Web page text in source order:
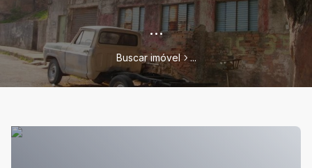
...
Buscar imóvel ...